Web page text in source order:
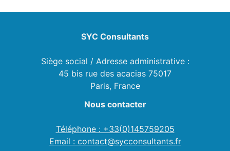
SYC Consultants
Siège social / Adresse administrative :
45 bis rue des acacias 75017
Paris, France
Nous contacter
Téléphone : +33(0)145759205
Email : contact@sycconsultants.fr